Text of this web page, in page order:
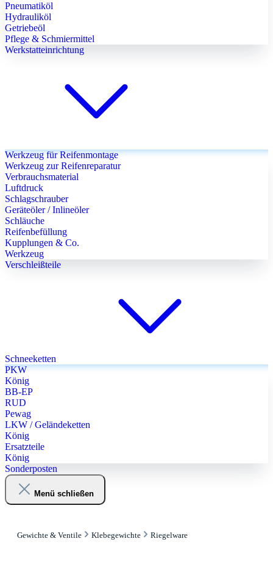
Pneumatiköl
Hydrauliköl
Getriebeöl
Pflege & Schmiermittel
Werkstatteinrichtung
Werkzeug für Reifenmontage
Werkzeug zur Reifenreparatur
Verbrauchsmaterial
Luftdruck
Schlagschrauber
Geräteöler / Inlineöler
Schläuche
Reifenbefüllung
Kupplungen & Co.
Werkzeug
Verschleißteile
Schneeketten
PKW
König
BB-EP
RUD
Pewag
LKW / Geländeketten
König
Ersatzteile
König
Sonderposten
Menü schließen
Gewichte & Ventile Klebegewichte Riegelware